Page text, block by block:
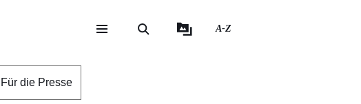
A-Z
Für die Presse